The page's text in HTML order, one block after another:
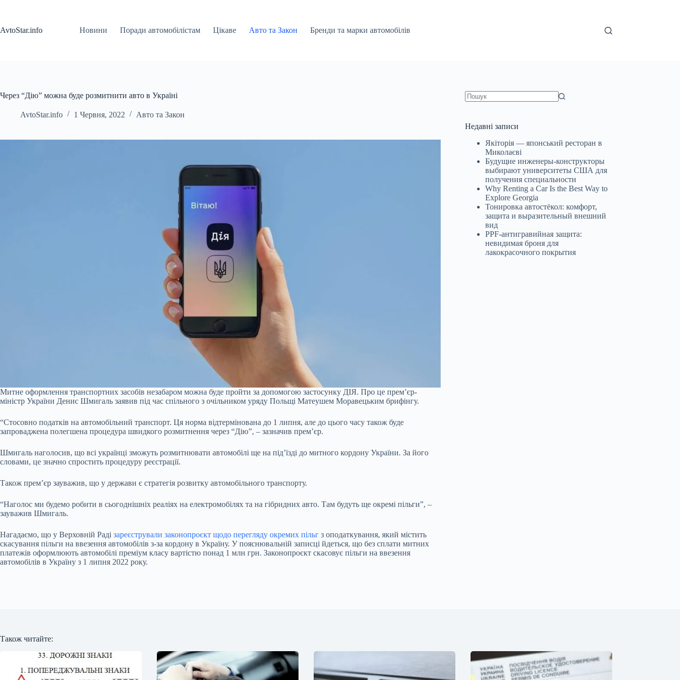
AvtoStar.info
Новини Поради автомобілістам Цікаве Авто та Закон Бренди та марки автомобілів
Через “Дію” можна буде розмитнити авто в Україні
AvtoStar.info 1 Червня, 2022 Авто та Закон
Митне оформлення транспортних засобів незабаром можна буде пройти за допомогою застосунку ДІЯ. Про це прем’єр-
міністр України Денис Шмигаль заявив під час спільного з очільником уряду Польщі Матеушем Моравецьким брифінгу.
“Стосовно податків на автомобільний транспорт. Ця норма відтермінована до 1 липня, але до цього часу також буде
запроваджена полегшена процедура швидкого розмитнення через “Дію”, – зазначив прем’єр.
Шмигаль наголосив, що всі українці зможуть розмитнювати автомобілі ще на під’їзді до митного кордону України. За його
словами, це значно спростить процедуру реєстрації.
Також прем’єр зауважив, що у держави є стратегія розвитку автомобільного транспорту.
“Наголос ми будемо робити в сьогоднішніх реаліях на електромобілях та на гібридних авто. Там будуть ще окремі пільги”, –
зауважив Шмигаль.
Нагадаємо, що у Верховній Раді зареєстрували законопроєкт щодо перегляду окремих пільг з оподаткування, який містить
скасування пільги на ввезення автомобілів з-за кордону в Україну. У пояснювальній записці йдеться, що без сплати митних
платежів оформлюють автомобілі преміум класу вартістю понад 1 млн грн. Законопроєкт скасовує пільги на ввезення
автомобілів в Україну з 1 липня 2022 року.
Недавні записи
Якіторія — японський ресторан в
Миколаєві
Будущие инженеры‑конструкторы
выбирают университеты США для
получения специальности
Why Renting a Car Is the Best Way to
Explore Georgia
Тонировка автостёкол: комфорт,
защита и выразительный внешний
вид
PPF-антигравийная защита:
невидимая броня для
лакокрасочного покрытия
Також читайте: